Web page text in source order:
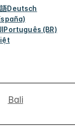
Deutsch
Português (BR)
Bali